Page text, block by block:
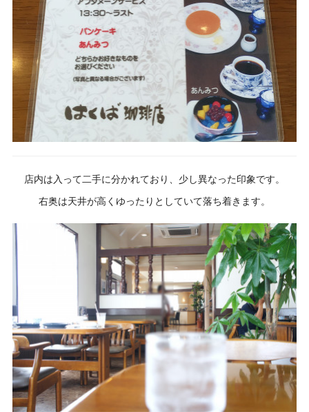
店内は入って二手に分かれており、少し異なった印象です。
右奥は天井が高くゆったりとしていて落ち着きます。